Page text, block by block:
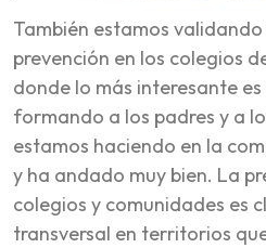
También estamos
prevención en los colegios
donde lo más interesante
formando a los padres y a
estamos haciendo en la
y ha andado muy bien. La
colegios y comunidades es
transversal en territorios